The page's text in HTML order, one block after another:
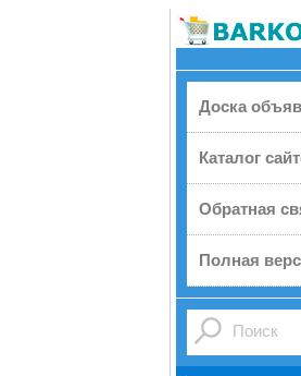
Доска
Каталог
Обратная
Полная